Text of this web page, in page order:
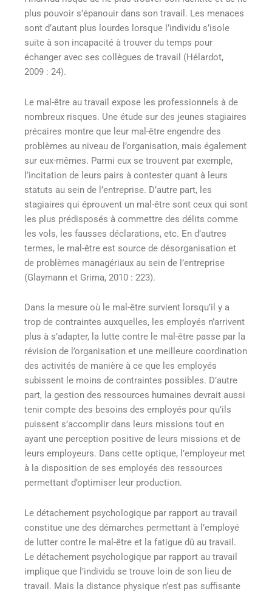
plus pouvoir s’épanouir dans son travail. Les menaces
sont d’autant plus lourdes lorsque l’individu s’isole
suite à son incapacité à trouver du temps pour
échanger avec ses collègues de travail (Hélardot,
2009 : 24).
Le mal-être au travail expose les professionnels à de
nombreux risques. Une étude sur des jeunes stagiaires
précaires montre que leur mal-être engendre des
problèmes au niveau de l’organisation, mais également
sur eux-mêmes. Parmi eux se trouvent par exemple,
l’incitation de leurs pairs à contester quant à leurs
statuts au sein de l’entreprise. D’autre part, les
stagiaires qui éprouvent un mal-être sont ceux qui sont
les plus prédisposés à commettre des délits comme
les vols, les fausses déclarations, etc. En d’autres
termes, le mal-être est source de désorganisation et
de problèmes managériaux au sein de l’entreprise
(Glaymann et Grima, 2010 : 223).
Dans la mesure où le mal-être survient lorsqu’il y a
trop de contraintes auxquelles, les employés n’arrivent
plus à s’adapter, la lutte contre le mal-être passe par la
révision de l’organisation et une meilleure coordination
des activités de manière à ce que les employés
subissent le moins de contraintes possibles. D’autre
part, la gestion des ressources humaines devrait aussi
tenir compte des besoins des employés pour qu’ils
puissent s’accomplir dans leurs missions tout en
ayant une perception positive de leurs missions et de
leurs employeurs. Dans cette optique, l’employeur met
à la disposition de ses employés des ressources
permettant d’optimiser leur production.
Le détachement psychologique par rapport au travail
constitue une des démarches permettant à l’employé
de lutter contre le mal-être et la fatigue dû au travail.
Le détachement psychologique par rapport au travail
implique que l’individu se trouve loin de son lieu de
travail. Mais la distance physique n’est pas suffisante